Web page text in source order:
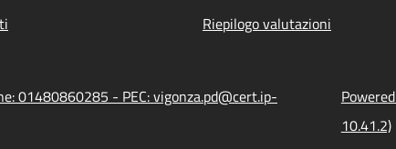
Riepilogo valutazioni
01480860285 - PEC: vigonza.pd@cert.ip-
10.41.2)